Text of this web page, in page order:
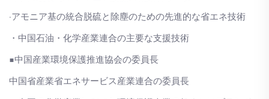
·アモニア基の統合脱硫と除塵のための先進的な省エネ技術
・中国石油・化学産業連合の主要な支援技術
■中国産業環境保護推進協会の委員長
中国省産業省エネサービス産業連合の委員長